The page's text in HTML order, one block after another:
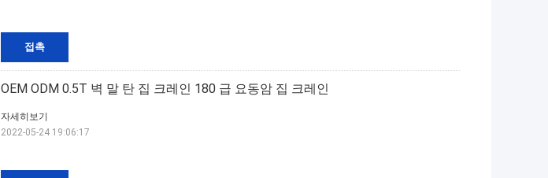
접촉
OEM ODM 0.5T 벽 말 탄 집 크레인 180 급 요동암 집 크레인
자세히보기
2022-05-24 19:06:17